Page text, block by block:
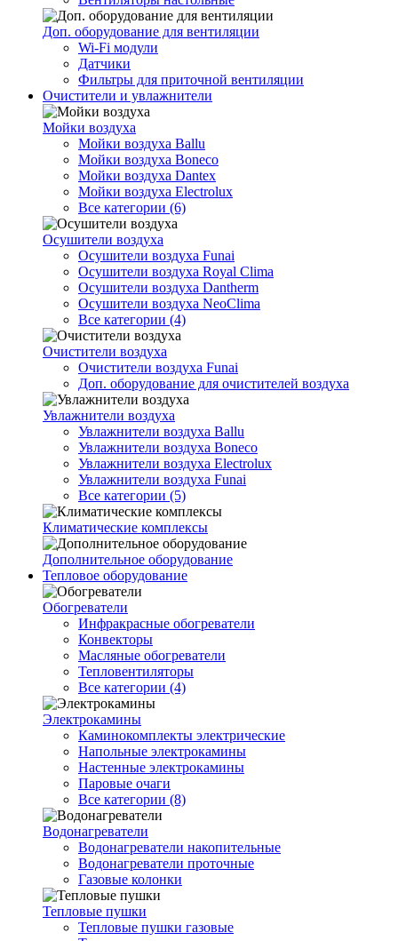
Доп. оборудование для вентиляции
Wi-Fi модули
Датчики
Фильтры для приточной вентиляции
Очистители и увлажнители
Мойки воздуха
Мойки воздуха Ballu
Мойки воздуха Boneco
Мойки воздуха Dantex
Мойки воздуха Electrolux
Все категории (6)
Осушители воздуха
Осушители воздуха Funai
Осушители воздуха Royal Clima
Осушители воздуха Dantherm
Осушители воздуха NeoClima
Все категории (4)
Очистители воздуха
Очистители воздуха Funai
Доп. оборудование для очистителей воздуха
Увлажнители воздуха
Увлажнители воздуха Ballu
Увлажнители воздуха Boneco
Увлажнители воздуха Electrolux
Увлажнители воздуха Funai
Все категории (5)
Климатические комплексы
Дополнительное оборудование
Тепловое оборудование
Обогреватели
Инфракрасные обогреватели
Конвекторы
Масляные обогреватели
Тепловентиляторы
Все категории (4)
Электрокамины
Каминокомплекты электрические
Напольные электрокамины
Настенные электрокамины
Паровые очаги
Все категории (8)
Водонагреватели
Водонагреватели накопительные
Водонагреватели проточные
Газовые колонки
Тепловые пушки
Тепловые пушки газовые